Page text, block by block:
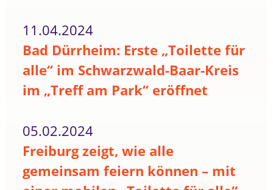
11.04.2024
Bad Dürrheim: Erste „Toilette für
alle“ im Schwarzwald-Baar-Kreis
im „Treff am Park“ eröffnet
05.02.2024
Freiburg zeigt, wie alle
gemeinsam feiern können – mit